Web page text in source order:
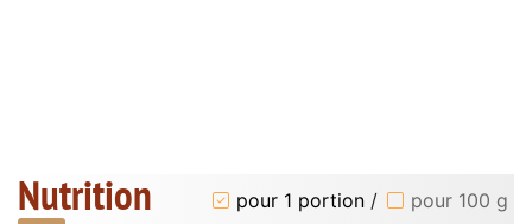
Nutrition pour 1 portion / pour 100 g